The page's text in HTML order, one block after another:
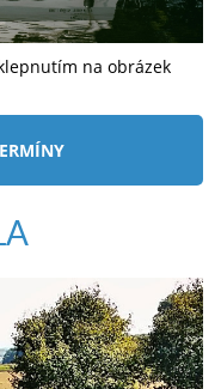
na obrázek